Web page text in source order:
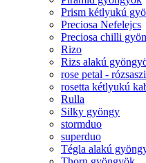
Prism kétlyukú
Preciosa Nefelejcs
Preciosa chilli
Rizo
Rizs alakú
rose petal -
rosetta kétlyukú
Rulla
Silky gyöngy
stormduo
superduo
Tégla alakú